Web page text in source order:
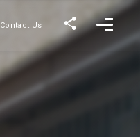
Contact Us
お問い合わせ